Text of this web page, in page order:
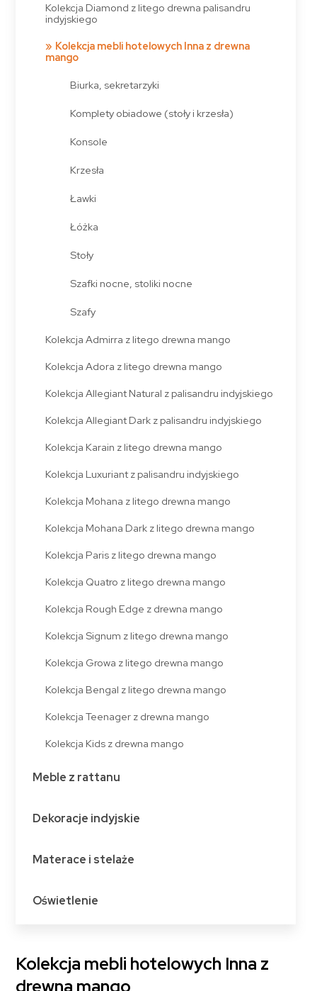
Kolekcja Diamond z litego drewna palisandru
indyjskiego
Kolekcja mebli hotelowych Inna z drewna
mango
Biurka, sekretarzyki
Komplety obiadowe (stoły i krzesła)
Konsole
Krzesła
Ławki
Łóżka
Stoły
Szafki nocne, stoliki nocne
Szafy
Kolekcja Admirra z litego drewna mango
Kolekcja Adora z litego drewna mango
Kolekcja Allegiant Natural z palisandru indyjskiego
Kolekcja Allegiant Dark z palisandru indyjskiego
Kolekcja Karain z litego drewna mango
Kolekcja Luxuriant z palisandru indyjskiego
Kolekcja Mohana z litego drewna mango
Kolekcja Mohana Dark z litego drewna mango
Kolekcja Paris z litego drewna mango
Kolekcja Quatro z litego drewna mango
Kolekcja Rough Edge z drewna mango
Kolekcja Signum z litego drewna mango
Kolekcja Growa z litego drewna mango
Kolekcja Bengal z litego drewna mango
Kolekcja Teenager z drewna mango
Kolekcja Kids z drewna mango
Meble z rattanu
Dekoracje indyjskie
Materace i stelaże
Oświetlenie
Kolekcja mebli hotelowych Inna z
drewna mango